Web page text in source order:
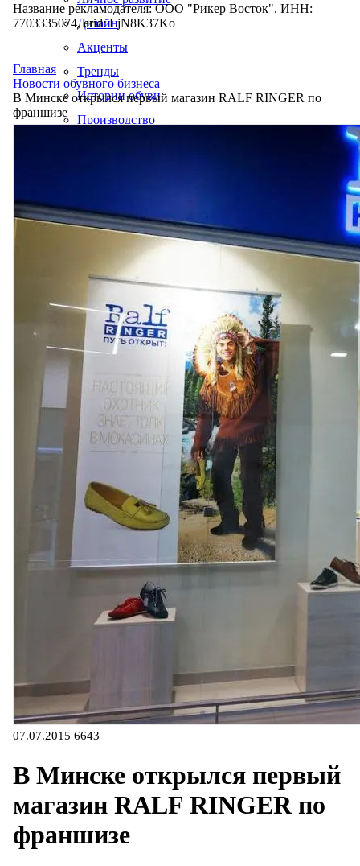
Дизайн
Акценты
Тренды
Истории обуви
Производство
Название рекламодателя: ООО "Рикер Восток", ИНН:
7703335074, erid: LjN8K37Ko
Главная
Новости обувного бизнеса
В Минске открылся первый магазин RALF RINGER по
франшизе
07.07.2015 6643
В Минске открылся первый
магазин RALF RINGER по
франшизе